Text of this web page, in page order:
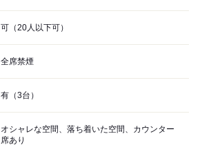
可（20人以下可）
全席禁煙
有（3台）
オシャレな空間、落ち着いた空間、カウンター
席あり